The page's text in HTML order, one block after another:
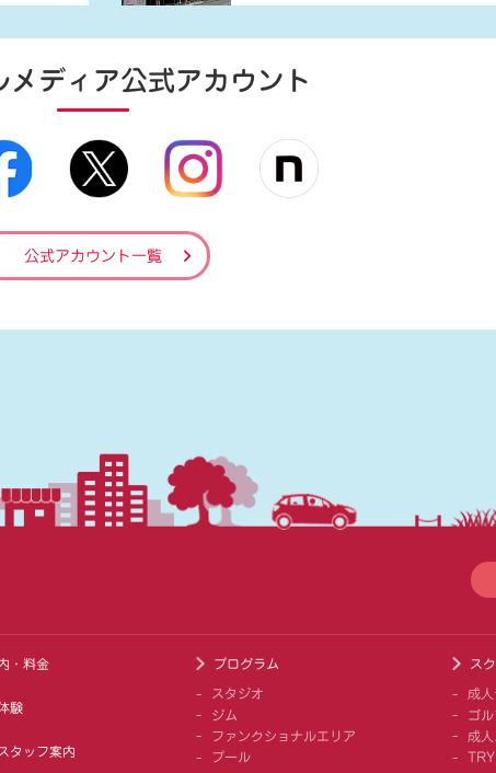
メディア公式アカウント
公式アカウント一覧
・料金
験
タッフ案内
プログラム
スタジオ
ジム
ファンクショナルエリア
プール
ス
成
ゴ
成